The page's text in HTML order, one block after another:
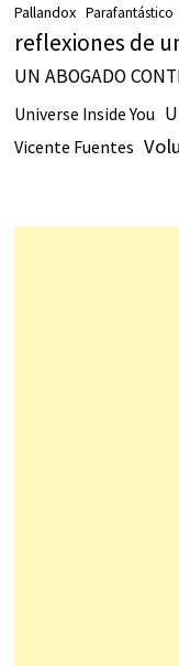
Pallandox Parafantástico
reflexiones de
UN ABOGADO
Universe Inside You
Vicente Fuentes